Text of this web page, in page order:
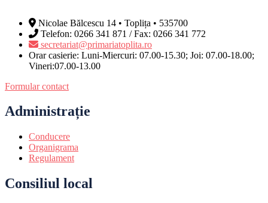
Nicolae Bălcescu 14 • Toplița • 535700
Telefon: 0266 341 871 / Fax: 0266 341 772
secretariat@primariatoplita.ro
Orar casierie: Luni-Miercuri: 07.00-15.30; Joi: 07.00-18.00;
Vineri:07.00-13.00
Formular contact
Administrație
Conducere
Organigrama
Regulament
Consiliul local